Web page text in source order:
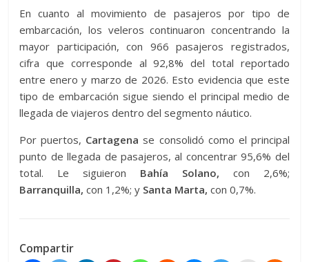
En cuanto al movimiento de pasajeros por tipo de
embarcación, los veleros continuaron concentrando la
mayor participación, con 966 pasajeros registrados,
cifra que corresponde al 92,8% del total reportado
entre enero y marzo de 2026. Esto evidencia que este
tipo de embarcación sigue siendo el principal medio de
llegada de viajeros dentro del segmento náutico.
Por puertos, Cartagena se consolidó como el principal
punto de llegada de pasajeros, al concentrar 95,6% del
total. Le siguieron Bahía Solano, con 2,6%;
Barranquilla, con 1,2%; y Santa Marta, con 0,7%.
Compartir